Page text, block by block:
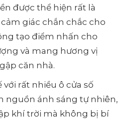
được thể hiện rất là
giác chắn chắc cho
tạo điểm nhấn cho
và mang hương vị
căn nhà.
rất nhiều ô cửa số
nguồn ánh sáng tự nhiên,
khí trời mà không bị bí